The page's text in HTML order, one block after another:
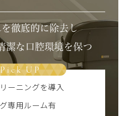
徹底的に除去し
潔な口腔環境を保つ
Pick UP
ーニングを導入
専用ルーム有